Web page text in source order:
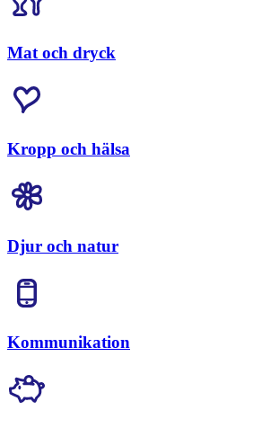
Mat och dryck
Kropp och hälsa
Djur och natur
Kommunikation